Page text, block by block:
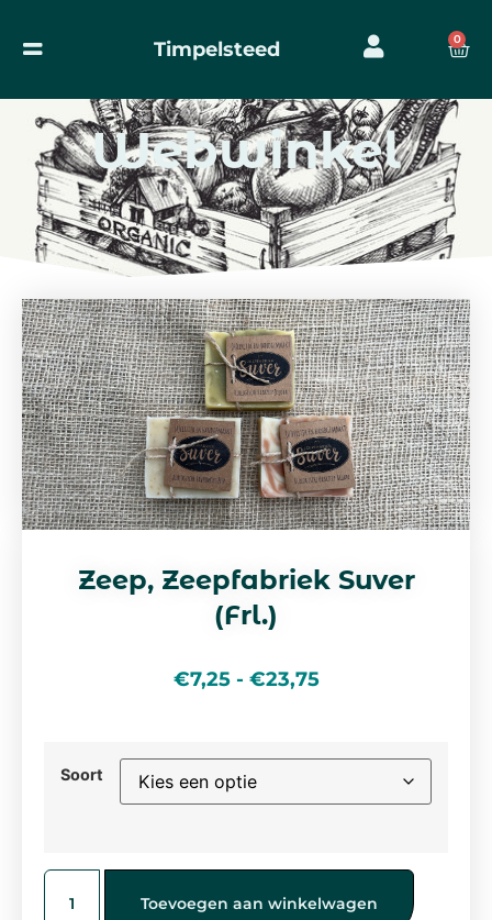
Timpelsteed 0
Webwinkel
Zeep, Zeepfabriek Suver
(Frl.)
€7,25 - €23,75
Soort
Toevoegen aan winkelwagen